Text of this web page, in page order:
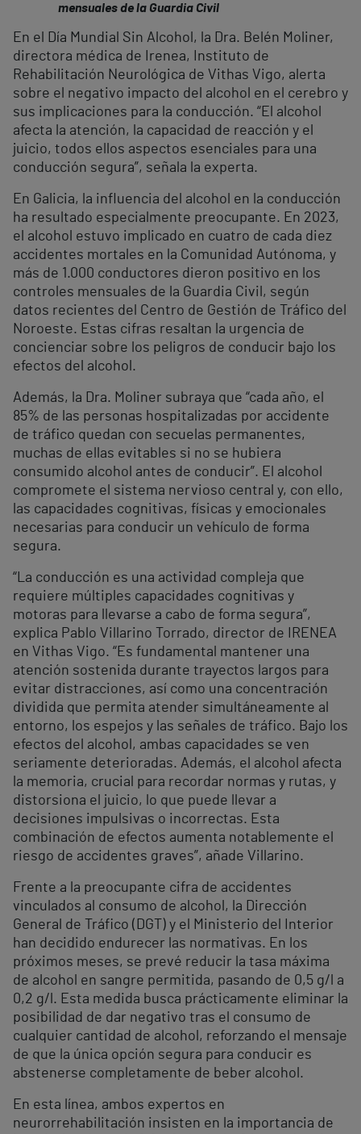
mensuales de la Guardia Civil
En el Día Mundial Sin Alcohol, la Dra. Belén Moliner,
directora médica de Irenea, Instituto de
Rehabilitación Neurológica de Vithas Vigo, alerta
sobre el negativo impacto del alcohol en el cerebro y
sus implicaciones para la conducción. “El alcohol
afecta la atención, la capacidad de reacción y el
juicio, todos ellos aspectos esenciales para una
conducción segura”, señala la experta.
En Galicia, la influencia del alcohol en la conducción
ha resultado especialmente preocupante. En 2023,
el alcohol estuvo implicado en cuatro de cada diez
accidentes mortales en la Comunidad Autónoma, y
más de 1.000 conductores dieron positivo en los
controles mensuales de la Guardia Civil, según
datos recientes del Centro de Gestión de Tráfico del
Noroeste. Estas cifras resaltan la urgencia de
concienciar sobre los peligros de conducir bajo los
efectos del alcohol.
Además, la Dra. Moliner subraya que “cada año, el
85% de las personas hospitalizadas por accidente
de tráfico quedan con secuelas permanentes,
muchas de ellas evitables si no se hubiera
consumido alcohol antes de conducir”. El alcohol
compromete el sistema nervioso central y, con ello,
las capacidades cognitivas, físicas y emocionales
necesarias para conducir un vehículo de forma
segura.
“La conducción es una actividad compleja que
requiere múltiples capacidades cognitivas y
motoras para llevarse a cabo de forma segura”,
explica Pablo Villarino Torrado, director de IRENEA
en Vithas Vigo. “Es fundamental mantener una
atención sostenida durante trayectos largos para
evitar distracciones, así como una concentración
dividida que permita atender simultáneamente al
entorno, los espejos y las señales de tráfico. Bajo los
efectos del alcohol, ambas capacidades se ven
seriamente deterioradas. Además, el alcohol afecta
la memoria, crucial para recordar normas y rutas, y
distorsiona el juicio, lo que puede llevar a
decisiones impulsivas o incorrectas. Esta
combinación de efectos aumenta notablemente el
riesgo de accidentes graves”, añade Villarino.
Frente a la preocupante cifra de accidentes
vinculados al consumo de alcohol, la Dirección
General de Tráfico (DGT) y el Ministerio del Interior
han decidido endurecer las normativas. En los
próximos meses, se prevé reducir la tasa máxima
de alcohol en sangre permitida, pasando de 0,5 g/l a
0,2 g/l. Esta medida busca prácticamente eliminar la
posibilidad de dar negativo tras el consumo de
cualquier cantidad de alcohol, reforzando el mensaje
de que la única opción segura para conducir es
abstenerse completamente de beber alcohol.
En esta línea, ambos expertos en
neurorrehabilitación insisten en la importancia de